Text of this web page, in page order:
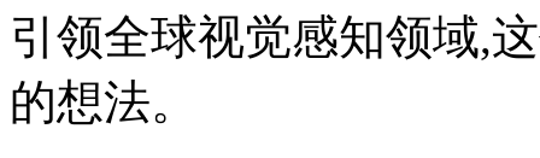
引领全球视觉感知领域,
的想法。